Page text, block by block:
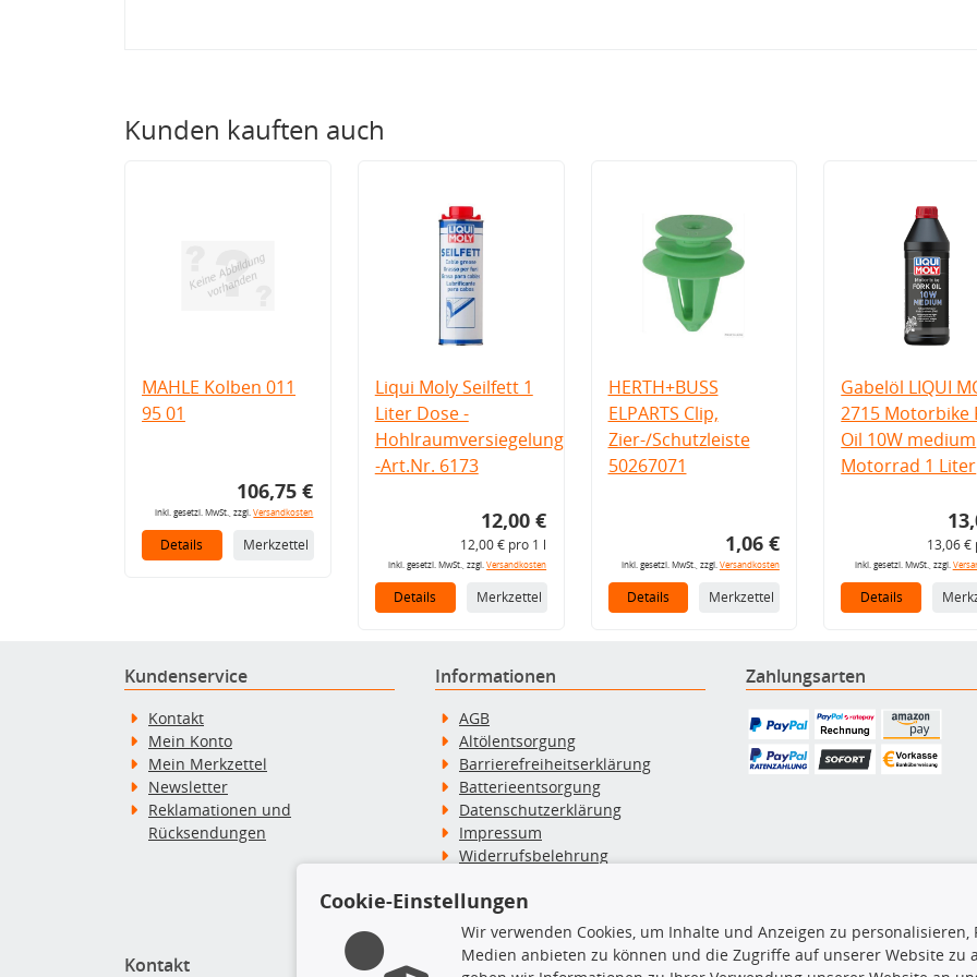
Kunden kauften auch
MAHLE Kolben 011
95 01
106,75 €
inkl. gesetzl. MwSt., zzgl.Versandkosten
Details Merkzettel
Liqui Moly Seilfett 1
Liter Dose -
Hohlraumversiegelung
-Art.Nr. 6173
12,00 €
12,00 € pro 1 l
inkl. gesetzl. MwSt., zzgl.Versandkosten
Details Merkzettel
HERTH+BUSS
ELPARTS Clip,
Zier-/Schutzleiste
50267071
1,06 €
inkl. gesetzl. MwSt., zzgl. Versandkosten
Details Merkzettel
Gabelöl LIQUI
2715 Motorbike
Oil 10W medium
Motorrad 1 Liter
13,06 €
inkl. gesetzl. MwSt., zzgl.
Details
Kundenservice
Kontakt
Mein Konto
Mein Merkzettel
Newsletter
Reklamationen und
Rücksendungen
Informationen
AGB
Altölentsorgung
Barrierefreiheitserklärung
Batterieentsorgung
Datenschutzerklärung
Impressum
Widerrufsbelehrung
Zahlung & Versand
Zahlungsarten
Kontakt Top Produkte TecDoc Inside
Cookie-Einstellungen
Wir verwenden Cookies, um Inhalte und Anzeigen zu
Medien anbieten zu können und die Zugriffe auf unserer Website zu